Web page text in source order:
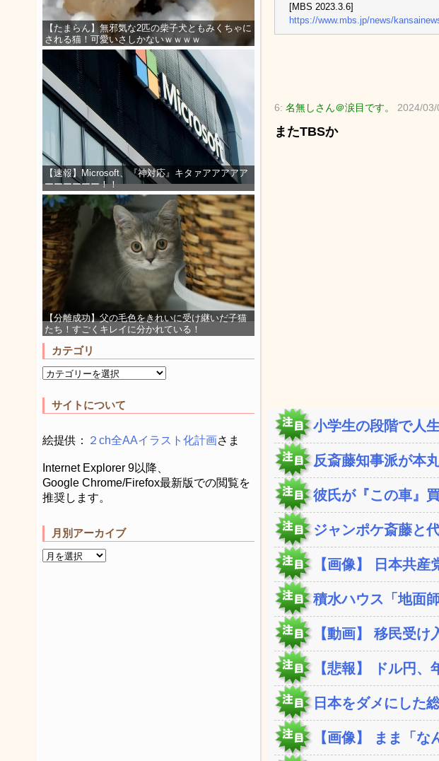
【たまらん】無邪気な2匹の柴子犬ともみくちゃに
される猫！可愛いさしかないｗｗｗｗ
【速報】Microsoft、『神対応』キタァアアアアア
ーーーーーー！！
【分離成功】父の毛色をきれいに受け継いだ子猫
たち！すごくキレイに分かれている！
カテゴリ
サイトについて
絵提供： ２ch全AAイラスト化計画さま
Internet Explorer 9以降、
Google Chrome/Firefox最新版での閲覧を
推奨します。
月別アーカイブ
[MBS 2023.3.6]
https://www.mbs.jp/news/
6: 名無しさん＠涙目です。 2024/
またTBSか
小学生の段階で人
反斎藤知事派が本
彼氏が『この車』
ジャンポケ斎藤と
【画像】 日本共
積水ハウス「地面
【動画】 移民受
【悲報】 ドル円
日本をダメにした
【画像】 まま「